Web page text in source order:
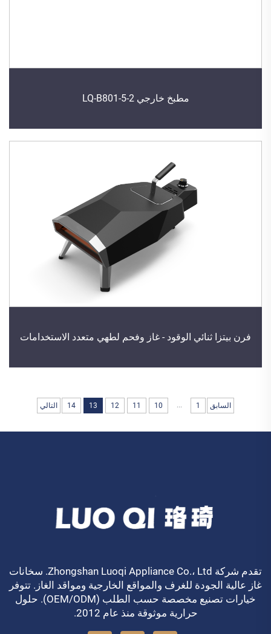
مطبخ خارجي LQ-B801-5-2
فرن بيتزا ثنائي الوقود - غاز وفحم لطهي متعدد الاستخدامات
السابق 1
...
10
11
12
13
14 التالي
تقدم شركة Zhongshan Luoqi Appliance Co.، Ltd. سخانات
غاز عالية الجودة للغرف والمواقع الخارجية ومواقد الغاز. تتوفر
خيارات تصنيع مخصصة حسب الطلب (OEM/ODM). حلول
حرارية موثوقة منذ عام 2012.